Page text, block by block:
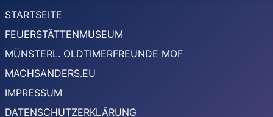
STARTSEITE
FEUERSTÄTTENMUSEUM
MÜNSTERL. OLDTIMERFREUNDE MOF
MACHSANDERS.EU
IMPRESSUM
DATENSCHUTZERKLÄRUNG